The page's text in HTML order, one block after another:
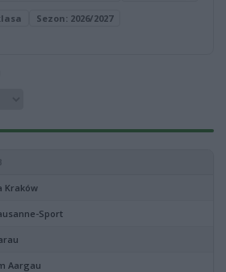
Sezon: 2026/2027
Kraków
Sport
Aargau